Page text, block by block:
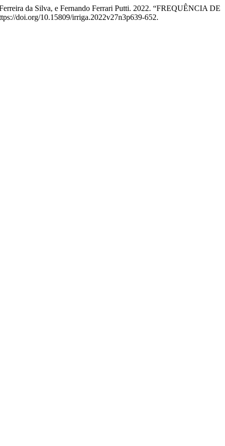
da Silva, e Fernando Ferrari Putti. 2022. “FREQUÊNCIA DE
doi.org/10.15809/irriga.2022v27n3p639-652.